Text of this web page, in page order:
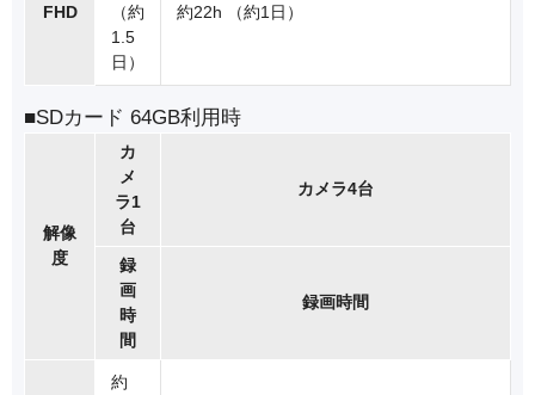
FHD
（約
1.5
日）
約22h （約1日）
■SDカード 64GB利用時
解像
度
カ
メ
ラ1
台
カメラ4台
録
画
時
間
録画時間
約